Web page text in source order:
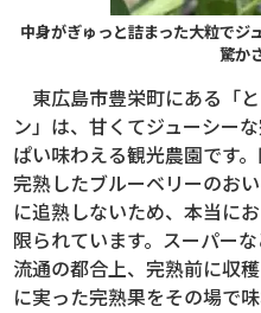
中身がぎゅっと詰まった大粒でジ
驚か
東広島市豊栄町にある「
ン」は、甘くてジューシー
ぱい味わえる観光農園です
完熟したブルーベリーのお
に追熟しないため、本当に
限られています。スーパー
流通の都合上、完熟前に収
に実った完熟果をその場で